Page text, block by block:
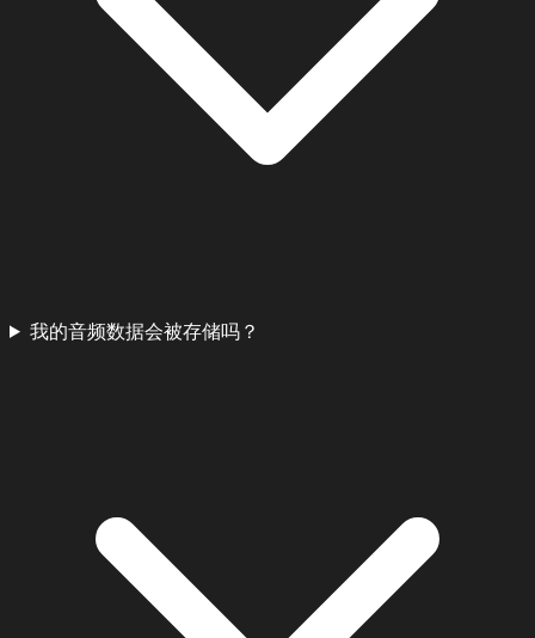
我的音频数据会被存储吗？